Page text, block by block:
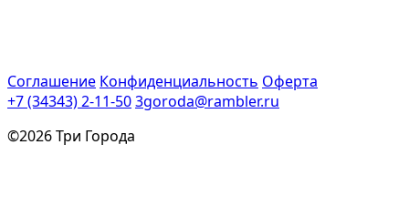
Соглашение Конфиденциальность Оферта
+7 (34343) 2-11-503goroda@rambler.ru
©2026 Три Города